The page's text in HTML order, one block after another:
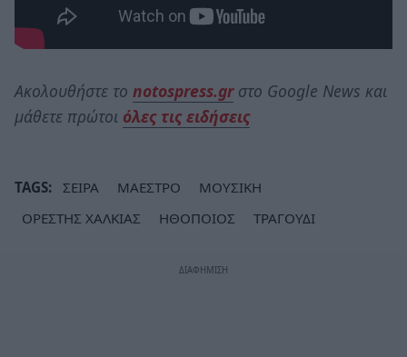
Ακολουθήστε το notospress.grστο Google News και
μάθετε πρώτοι όλες τις ειδήσεις
TAGS: ΣΕΙΡΑ ΜΑΕΣΤΡΟ
ΜΟΥΣΙΚΗ
ΟΡΕΣΤΗΣ ΧΑΛΚΙΑΣ
ΗΘΟΠΟΙΟΣ ΤΡΑΓΟΥΔΙ